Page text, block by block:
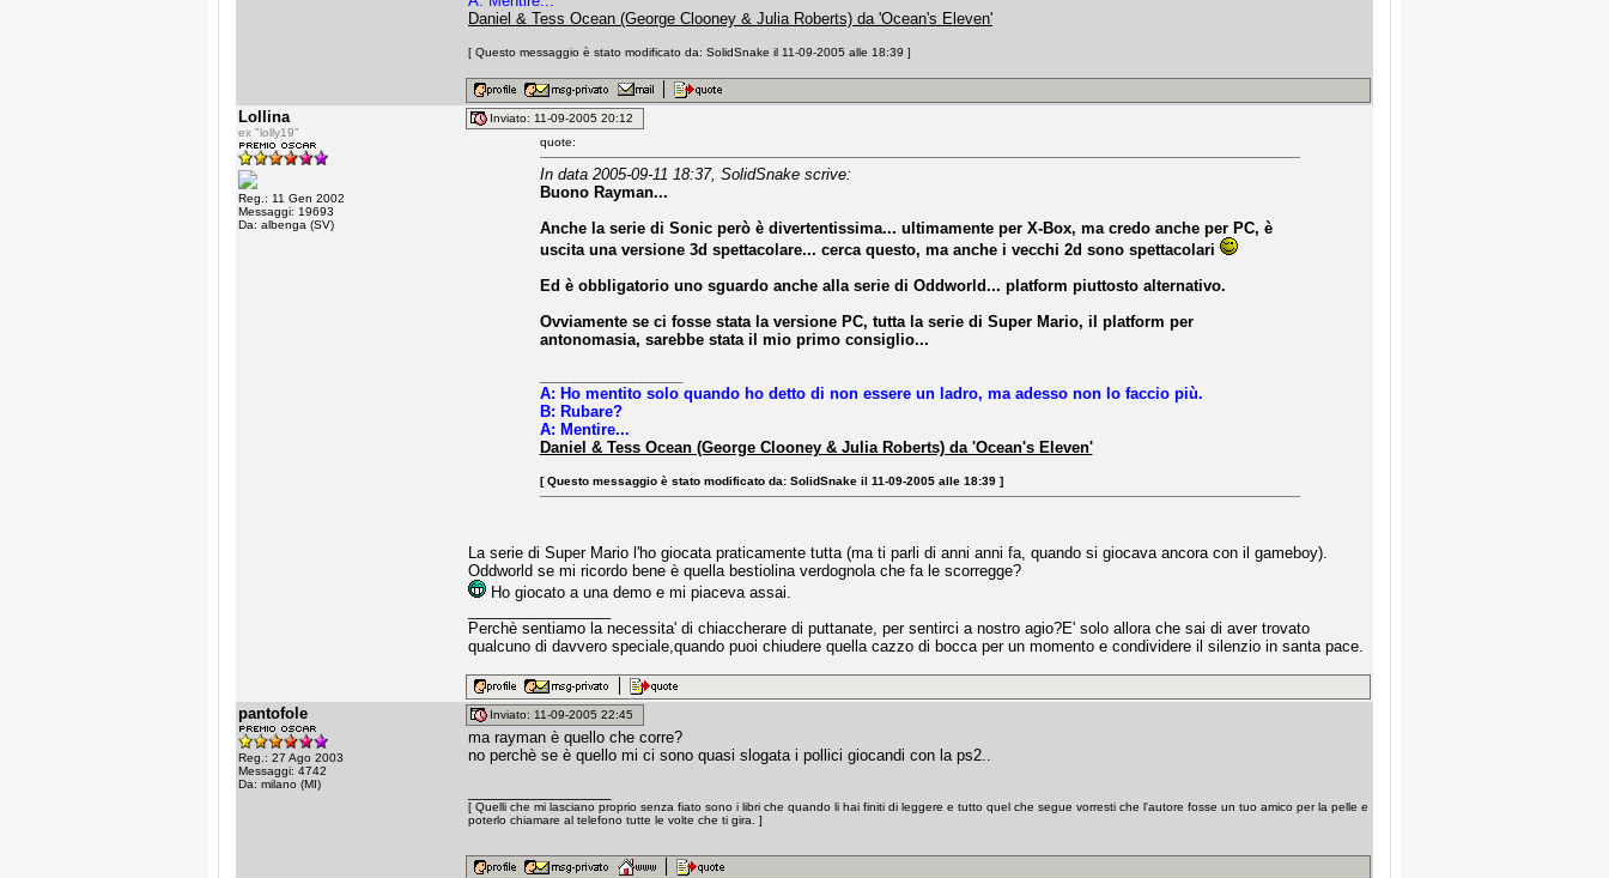
Daniel & Tess Ocean (George Clooney & Julia Roberts) da 'Ocean's Eleven'
[ Questo messaggio è stato modificato da: SolidSnake il 11-09-2005 alle 18:39 ]
Lollina
ex "lolly19"
Reg.: 11 Gen 2002
Messaggi: 19693
Da: albenga (SV)
Inviato: 11-09-2005 20:12
quote:
In data 2005-09-11 18:37, SolidSnake scrive:
Buono Rayman...
Anche la serie di Sonic però è divertentissima... ultimamente per X-Box, ma credo anche per PC, è
uscita una versione 3d spettacolare... cerca questo, ma anche i vecchi 2d sono spettacolari
Ed è obbligatorio uno sguardo anche alla serie di Oddworld... platform piuttosto alternativo.
Ovviamente se ci fosse stata la versione PC, tutta la serie di Super Mario, il platform per
antonomasia, sarebbe stata il mio primo consiglio...
A: Ho mentito solo quando ho detto di non essere un ladro, ma adesso non lo faccio più.
B: Rubare?
A: Mentire...
Daniel & Tess Ocean (George Clooney & Julia Roberts) da 'Ocean's Eleven'
[ Questo messaggio è stato modificato da: SolidSnake il 11-09-2005 alle 18:39 ]
La serie di Super Mario l'ho giocata praticamente tutta (ma ti parli di anni anni fa, quando si giocava ancora con il gameboy).
Oddworld se mi ricordo bene è quella bestiolina verdognola che fa le scorregge?
Ho giocato a una demo e mi piaceva assai.
Perchè sentiamo la necessita' di chiaccherare di puttanate, per sentirci a nostro agio?E' solo allora che sai di aver trovato
qualcuno di davvero speciale,quando puoi chiudere quella cazzo di bocca per un momento e condividere il silenzio in santa pace.
pantofole
Reg.: 27 Ago 2003
Messaggi: 4742
Da: milano (MI)
Inviato: 11-09-2005 22:45
ma rayman è quello che corre?
no perchè se è quello mi ci sono quasi slogata i pollici giocandi con la ps2..
[ Quelli che mi lasciano proprio senza fiato sono i libri che quando li hai finiti di leggere e tutto quel che segue vorresti che l'autore fosse un tuo amico per la pelle e
poterlo chiamare al telefono tutte le volte che ti gira. ]